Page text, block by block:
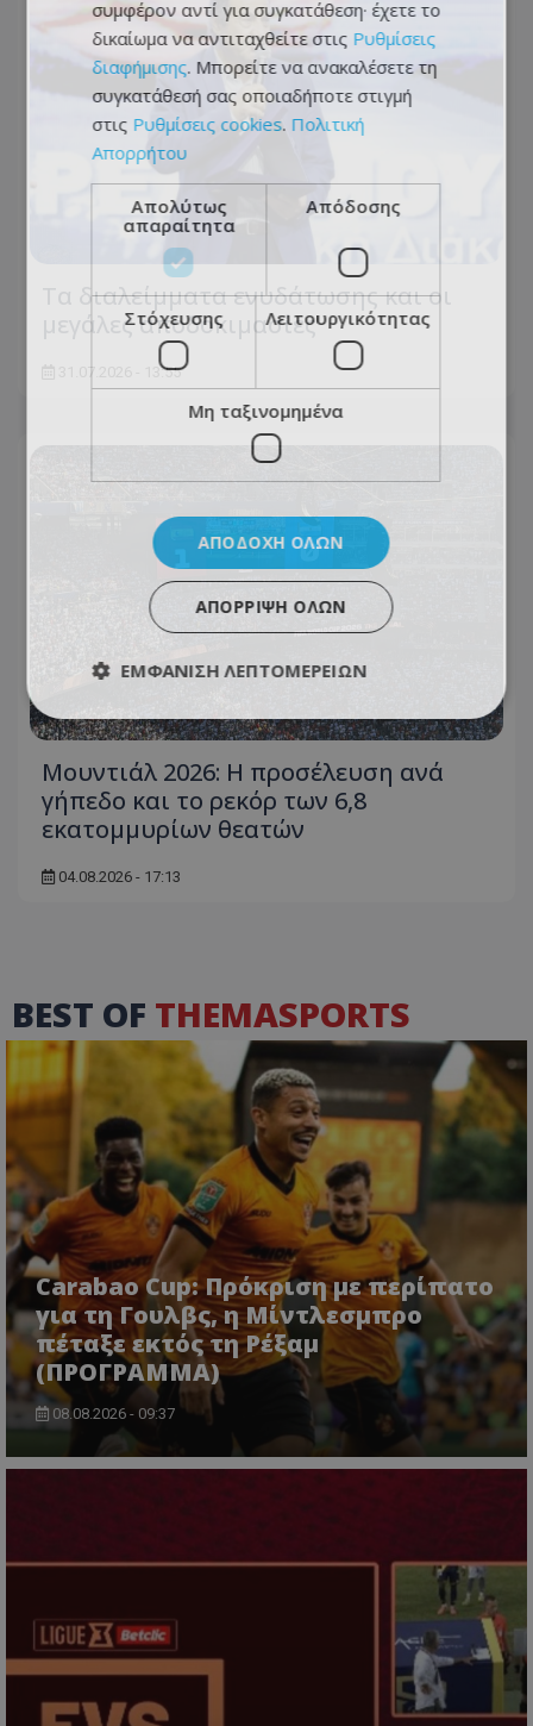
Τα διαλείμματα ενυδάτωσης και οι
μεγάλες αποδοκιμασίες
31.07.2026 - 13:55
Μουντιάλ 2026: Η προσέλευση ανά
γήπεδο και το ρεκόρ των 6,8
εκατομμυρίων θεατών
04.08.2026 - 17:13
BEST OF THEMASPORTS
Carabao Cup: Πρόκριση με περίπατο
για τη Γουλβς, η Μίντλεσμπρο
πέταξε εκτός τη Ρέξαμ
(ΠΡΟΓΡΑΜΜΑ)
08.08.2026 - 09:37
συμφέρον αντί για συγκατάθεση· έχετε το
δικαίωμα να αντιταχθείτε στις Ρυθμίσεις
διαφήμισης. Μπορείτε να ανακαλέσετε τη
συγκατάθεσή σας οποιαδήποτε στιγμή
στις Ρυθμίσεις cookies. Πολιτική
Απορρήτου
Απολύτως
απαραίτητα
Απόδοσης
Στόχευσης Λειτουργικότητας
Μη ταξινομημένα
ΑΠΟΔΟΧΉ ΌΛΩΝ
ΑΠΌΡΡΙΨΗ ΌΛΩΝ
ΕΜΦΆΝΙΣΗ ΛΕΠΤΟΜΕΡΕΙΏΝ